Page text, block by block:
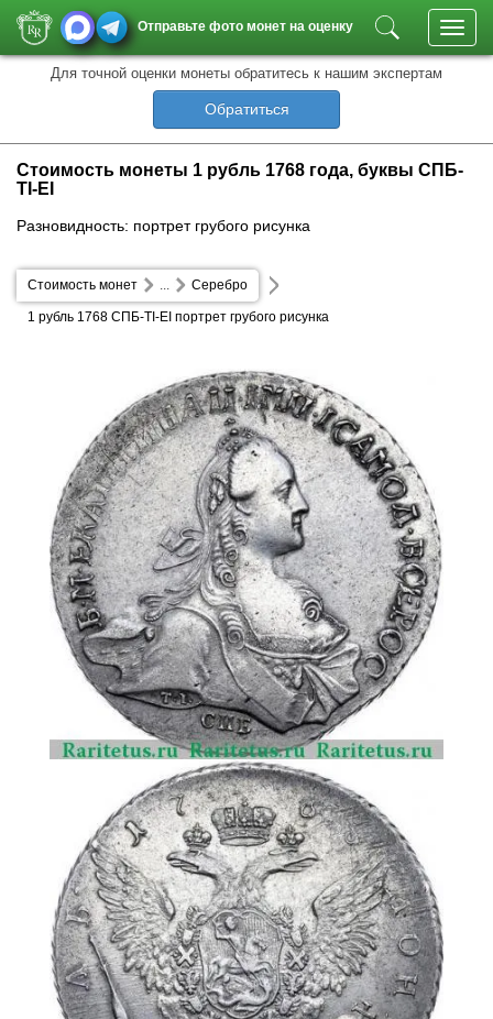
Отправьте фото монет на оценку
Для точной оценки монеты обратитесь к нашим экспертам
Обратиться
Стоимость монеты 1 рубль 1768 года, буквы СПБ-
ТI-EI
Разновидность: портрет грубого рисунка
Стоимость монет Серебро
...
1 рубль 1768 СПБ-ТI-EI портрет грубого рисунка